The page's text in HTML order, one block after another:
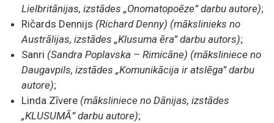
Lielbritānijas, izstādes „Onomatopoēze” darbu autore);
Ričards Dennijs (Richard Denny) (mākslinieks no
Austrālijas, izstādes „Klusuma ēra” darbu autors);
Sanri (Sandra Poplavska – Rimicāne) (māksliniece no
Daugavpils, izstādes „Komunikācija ir atslēga” darbu
autore);
Linda Zīvere (māksliniece no Dānijas, izstādes
„KLUSUMĀ” darbu autore);